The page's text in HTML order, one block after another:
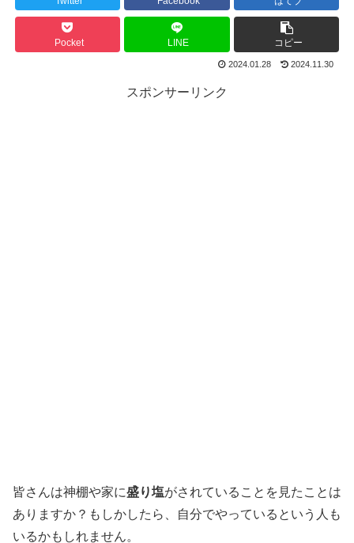
Pocket LINE コピー
2024.01.28 2024.11.30
スポンサーリンク
皆さんは神棚や家に盛り塩がされていることを見たことは
ありますか？もしかしたら、自分でやっているという人も
いるかもしれません。